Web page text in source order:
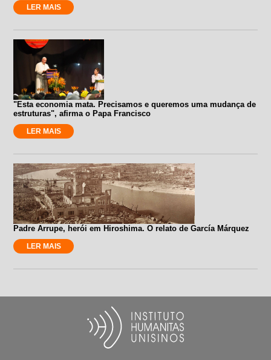
LER MAIS
"Esta economia mata. Precisamos e queremos uma mudança de
estruturas", afirma o Papa Francisco
LER MAIS
Padre Arrupe, herói em Hiroshima. O relato de García Márquez
LER MAIS